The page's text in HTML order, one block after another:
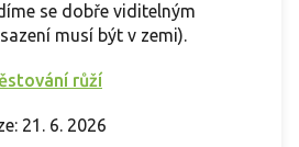
se dobře viditelným
musí být v zemi).
růží
21. 6. 2026